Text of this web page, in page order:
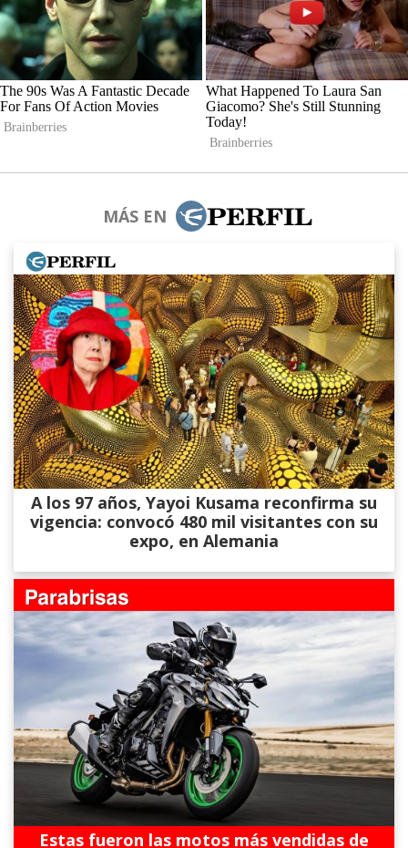
MÁS EN
A los 97 años, Yayoi Kusama reconfirma su
vigencia: convocó 480 mil visitantes con su
expo, en Alemania
Estas fueron las motos más vendidas de